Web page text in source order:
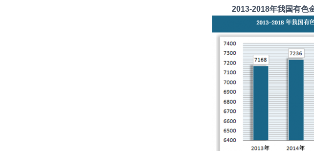
2013-2018年我国有色